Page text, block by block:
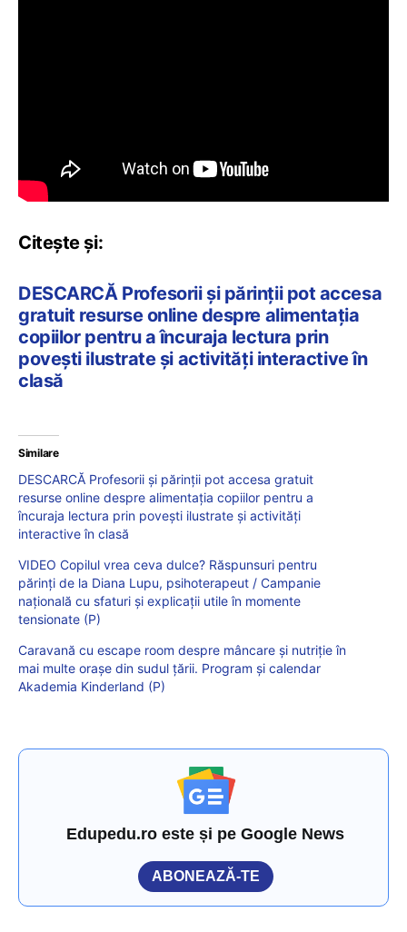
Citește și:
DESCARCĂ Profesorii și părinții pot accesa
gratuit resurse online despre alimentația
copiilor pentru a încuraja lectura prin
povești ilustrate și activități interactive în
clasă
Similare
DESCARCĂ Profesorii și părinții pot accesa gratuit
resurse online despre alimentația copiilor pentru a
încuraja lectura prin povești ilustrate și activități
interactive în clasă
VIDEO Copilul vrea ceva dulce? Răspunsuri pentru
părinți de la Diana Lupu, psihoterapeut / Campanie
națională cu sfaturi și explicații utile în momente
tensionate (P)
Caravană cu escape room despre mâncare și nutriție în
mai multe orașe din sudul țării. Program și calendar
Akademia Kinderland (P)
Edupedu.ro este și pe Google News
ABONEAZĂ-TE